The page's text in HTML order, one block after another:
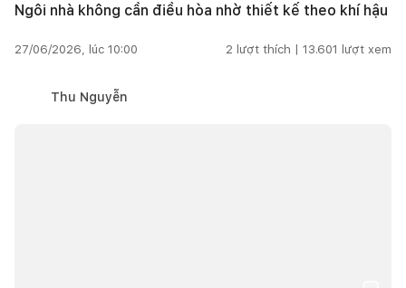
Ngôi nhà không cần điều hòa nhờ thiết kế theo khí hậu
27/06/2026, lúc 10:00 2 lượt thích | 13.601 lượt xem
Thu Nguyễn